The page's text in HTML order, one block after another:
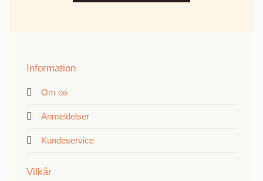
Information
Om os
Anmeldelser
Kundeservice
Vilkår